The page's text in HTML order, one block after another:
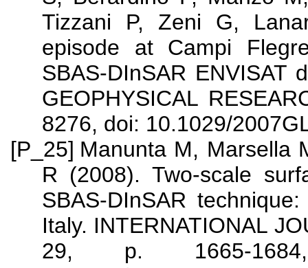
Tizzani P, Zeni G,
episode at Campi
SBAS-DInSAR ENVISAT
GEOPHYSICAL
8276, doi: 10.1029/
[P_25] Manunta M, Marsella
R (2008). Two-scale
SBAS-DInSAR
Italy. INTERNATIONAL
29, p. 1665-